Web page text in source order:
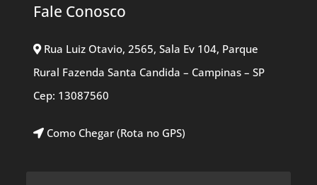
Fale Conosco
Rua Luiz Otavio, 2565, Sala Ev 104, Parque
Rural Fazenda Santa Candida – Campinas – SP
Cep: 13087560
Como Chegar (Rota no GPS)